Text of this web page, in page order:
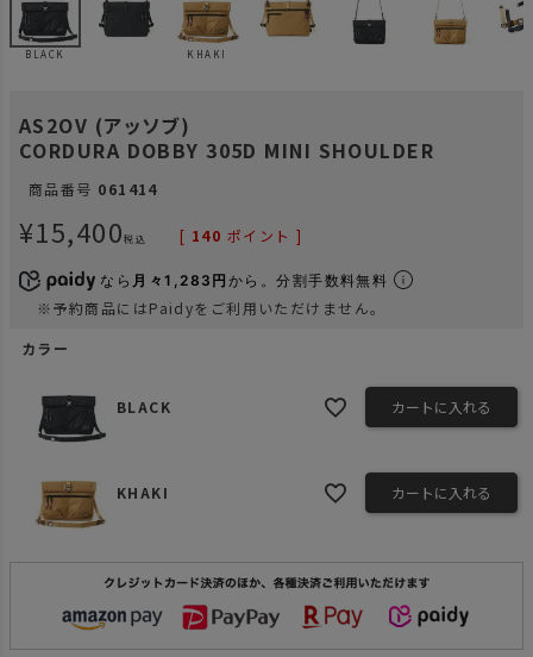
BLACK KHAKI
AS2OV (アッソブ)
CORDURA DOBBY 305D MINI SHOULDER
商品番号 061414
¥15,400税込 [ 140 ポイント ]
なら 月々1,283円 から。分割手数料無料
※予約商品にはPaidyをご利用いただけません。
カラー
BLACK カートに入れる
KHAKI カートに入れる